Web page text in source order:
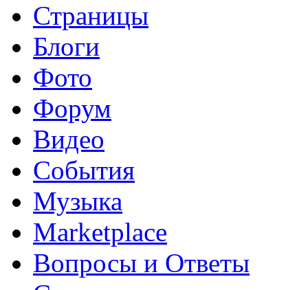
Страницы
Блоги
Фото
Форум
Видео
События
Музыка
Marketplace
Вопросы и Ответы